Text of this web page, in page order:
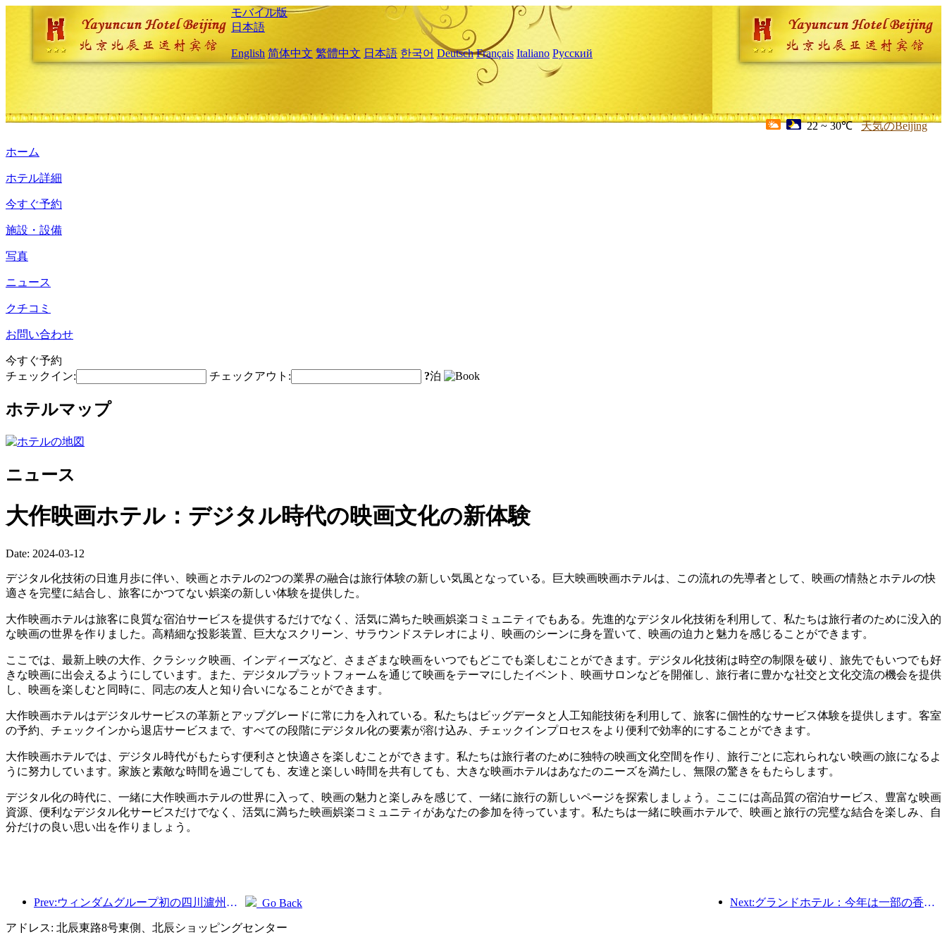
モバイル版
日本語
English 简体中文 繁體中文 日本語 한국어 Deutsch Français Italiano Русский
22 ~ 30℃ 天気のBeijing
ホーム
ホテル詳細
今すぐ予約
施設・設備
写真
ニュース
クチコミ
お問い合わせ
今すぐ予約
チェックイン:
チェックアウト: ?泊
ホテルマップ
ニュース
大作映画ホテル：デジタル時代の映画文化の新体験
Date: 2024-03-12
デジタル化技術の日進月歩に伴い、映画とホテルの2つの業界の融合は旅行体験の新しい気風となっている。巨大映画映画ホテルは、この流れの先導者として、映画の情熱とホテルの快
適さを完璧に結合し、旅客にかつてない娯楽の新しい体験を提供した。
大作映画ホテルは旅客に良質な宿泊サービスを提供するだけでなく、活気に満ちた映画娯楽コミュニティでもある。先進的なデジタル化技術を利用して、私たちは旅行者のために没入的
な映画の世界を作りました。高精細な投影装置、巨大なスクリーン、サラウンドステレオにより、映画のシーンに身を置いて、映画の迫力と魅力を感じることができます。
ここでは、最新上映の大作、クラシック映画、インディーズなど、さまざまな映画をいつでもどこでも楽しむことができます。デジタル化技術は時空の制限を破り、旅先でもいつでも好
きな映画に出会えるようにしています。また、デジタルプラットフォームを通じて映画をテーマにしたイベント、映画サロンなどを開催し、旅行者に豊かな社交と文化交流の機会を提供
し、映画を楽しむと同時に、同志の友人と知り合いになることができます。
大作映画ホテルはデジタルサービスの革新とアップグレードに常に力を入れている。私たちはビッグデータと人工知能技術を利用して、旅客に個性的なサービス体験を提供します。客室
の予約、チェックインから退店サービスまで、すべての段階にデジタル化の要素が溶け込み、チェックインプロセスをより便利で効率的にすることができます。
大作映画ホテルでは、デジタル時代がもたらす便利さと快適さを楽しむことができます。私たちは旅行者のために独特の映画文化空間を作り、旅行ごとに忘れられない映画の旅になるよ
うに努力しています。家族と素敵な時間を過ごしても、友達と楽しい時間を共有しても、大きな映画ホテルはあなたのニーズを満たし、無限の驚きをもたらします。
デジタル化の時代に、一緒に大作映画ホテルの世界に入って、映画の魅力と楽しみを感じて、一緒に旅行の新しいページを探索しましょう。ここには高品質の宿泊サービス、豊富な映画
資源、便利なデジタル化サービスだけでなく、活気に満ちた映画娯楽コミュニティがあなたの参加を待っています。私たちは一緒に映画ホテルで、映画と旅行の完璧な結合を楽しみ、自
分だけの良い思い出を作りましょう。
Prev:ウィンダムグループ初の四川瀘州古藺駐在 Next:グランドホテル：今年は一部の香港訪問国際旅客の帰還が見られた
Go Back
アドレス: 北辰東路8号東側、北辰ショッピングセンター